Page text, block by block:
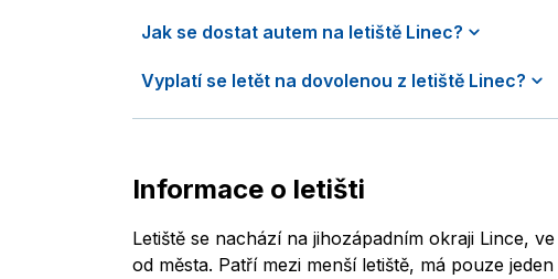
Jak se dostat autem na letiště Linec?
Vyplatí se letět na dovolenou z letiště Linec?
Informace o letišti
Letiště se nachází na jihozápadním okraji Lince,
od města. Patří mezi menší letiště, má pouze